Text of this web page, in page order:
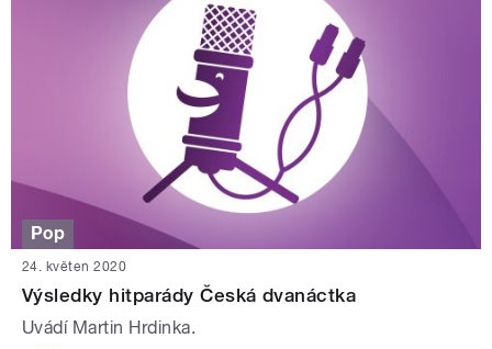
Pop
24. květen 2020
Výsledky hitparády Česká dvanáctka
Uvádí Martin Hrdinka.